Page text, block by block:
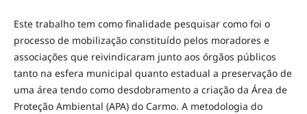
Este trabalho tem como finalidade pesquisar como foi o
processo de mobilização constituído pelos moradores e
associações que reivindicaram junto aos órgãos públicos
tanto na esfera municipal quanto estadual a preservação de
uma área tendo como desdobramento a criação da Área de
Proteção Ambiental (APA) do Carmo. A metodologia do